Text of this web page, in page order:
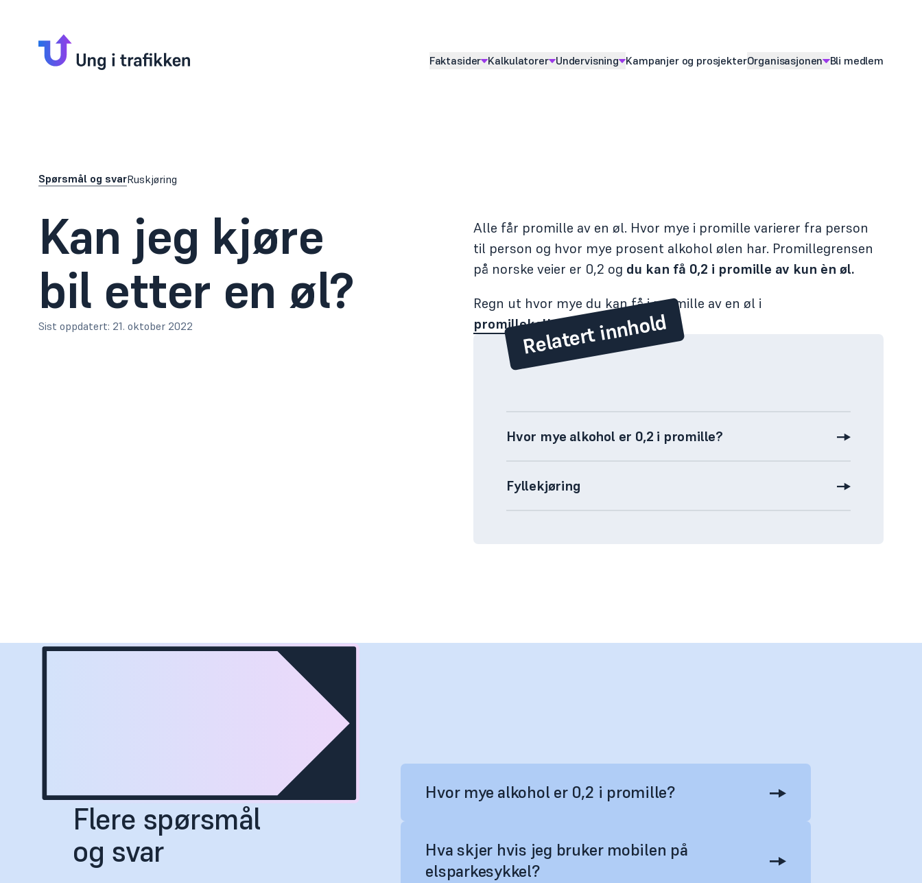
Visundermeny for
Faktasider
Visundermeny for
Kalkulatorer
Visundermeny for
Undervisning Kampanjer og prosjekter
Visundermeny for
Organisasjonen Bli medlem
Spørsmål og svarRuskjøring
Kan jeg kjøre
bil etter en øl?
Sist oppdatert: 21. oktober 2022
Alle får promille av en øl. Hvor mye i promille varierer fra person
til person og hvor mye prosent alkohol ølen har. Promillegrensen
på norske veier er 0,2 og du kan få 0,2 i promille av kun èn øl.
Regn ut hvor mye du kan få i promille av en øl i
promillekalkulatoren her.
Relatert innhold
Hvor mye alkohol er 0,2 i promille?
Fyllekjøring
Flere spørsmål
og svar
Hvor mye alkohol er 0,2 i promille?
Hva skjer hvis jeg bruker mobilen på
elsparkesykkel?